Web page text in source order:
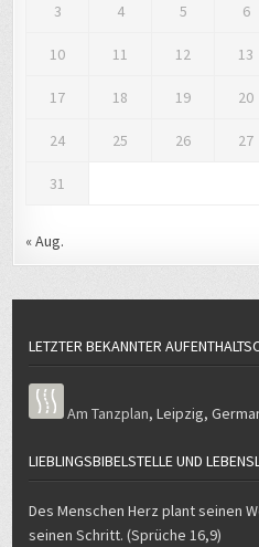
3 4 5 6
10 11 12 13
17 18 19 20
24 25 26 27
31
« Aug.
LETZTER BEKANNTER
Am Tanzplan,Leipzig,
LIEBLINGSBIBELSTELLE UND
Des Menschen Herz plant seinen
seinen Schritt. (Sprüche 16,9)